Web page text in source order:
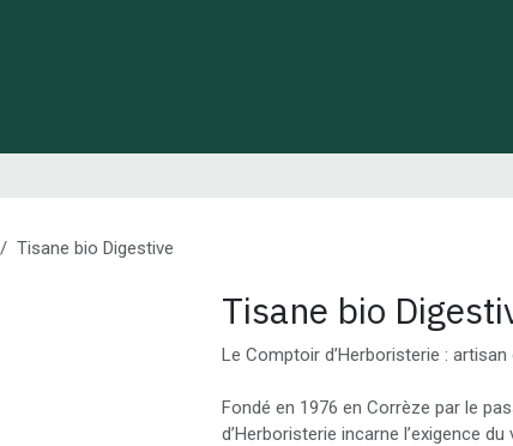
Tisane bio Digestive
Tisane bio
Le Comptoir d’Herboristerie :
Fondé en 1976 en Corrèze par le
d’Herboristerie incarne l’exigence